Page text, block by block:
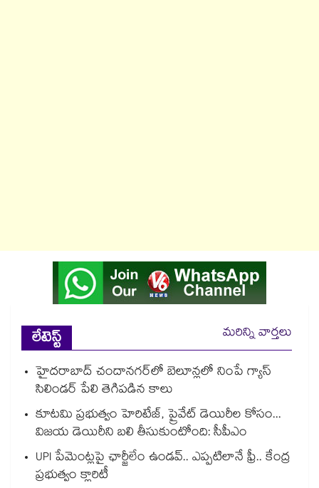
లేటెస్ట్
మరిన్ని వార్తలు
హైదరాబాద్⁪ చందానగర్⁫లో బెలూన్లలో నింపే గ్యాస్
సిలిండర్ పేలి తెగిపడిన కాలు
కూటమి ప్రభుత్వం హెరిటేజ్, ప్రైవేట్ డెయిరీల కోసం...
విజయ డెయిరీని బలి తీసుకుంటోంది: సీపీఎం
UPI పేమెంట్లపై ఛార్జీలేం ఉండవ్.. ఎప్పటిలానే ఫ్రీ.. కేంద్ర
ప్రభుత్వం క్లారిటీ